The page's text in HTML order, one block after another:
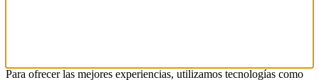
Para ofrecer las mejores experiencias, utilizamos tecnologías como